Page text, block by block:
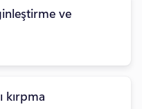
ve
kırpma